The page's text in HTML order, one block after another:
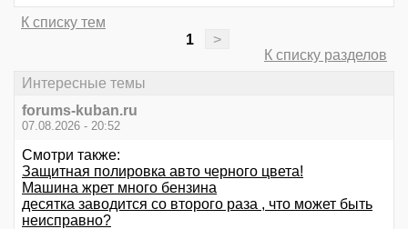
К списку тем
1
>
К списку разделов
Интересные темы
forums-kuban.ru
07.08.2026 - 20:52
Смотри также:
Защитная полировка авто черного цвета!
Машина жрет много бензина
десятка заводится со второго раза , что может быть
неисправно?